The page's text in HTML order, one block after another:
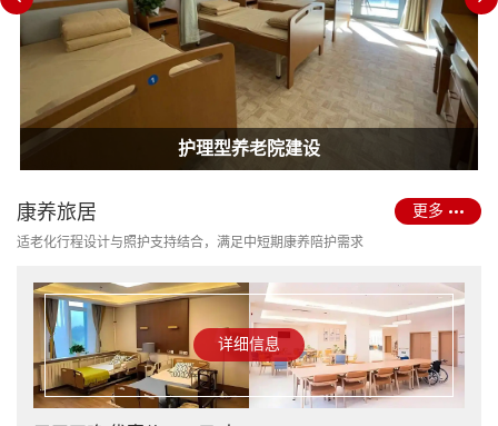
消防改造合规
护理型养老院建设
康养旅居
适老化行程设计与照护支持结合，满足中短期康养陪护需求
更多
详细信息